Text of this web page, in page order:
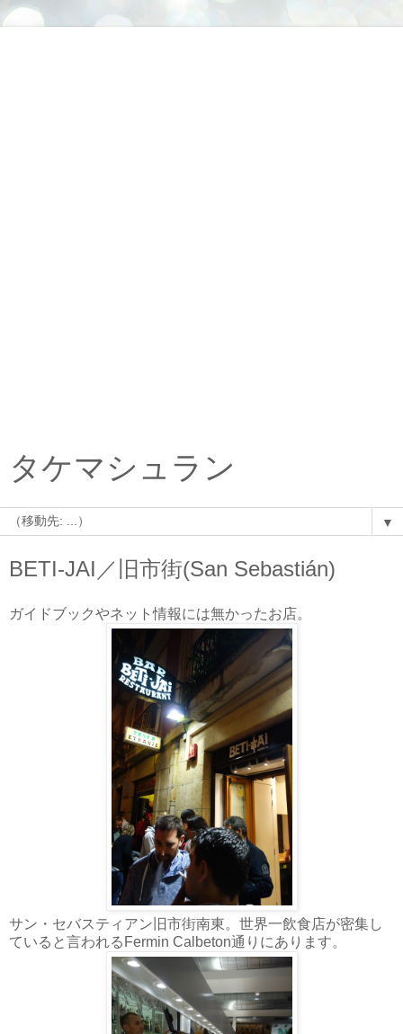
タケマシュラン
▼
BETI-JAI／旧市街(San Sebastián)
ガイドブックやネット情報には無かったお店。
サン・セバスティアン旧市街南東。世界一飲食店が密集し
ていると言われるFermin Calbeton通りにあります。